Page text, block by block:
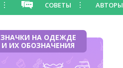
СОВЕТЫ АВТОРЫ
ЗНАЧКИ НА ОДЕЖДЕ
И ИХ ОБОЗНАЧЕНИЯ